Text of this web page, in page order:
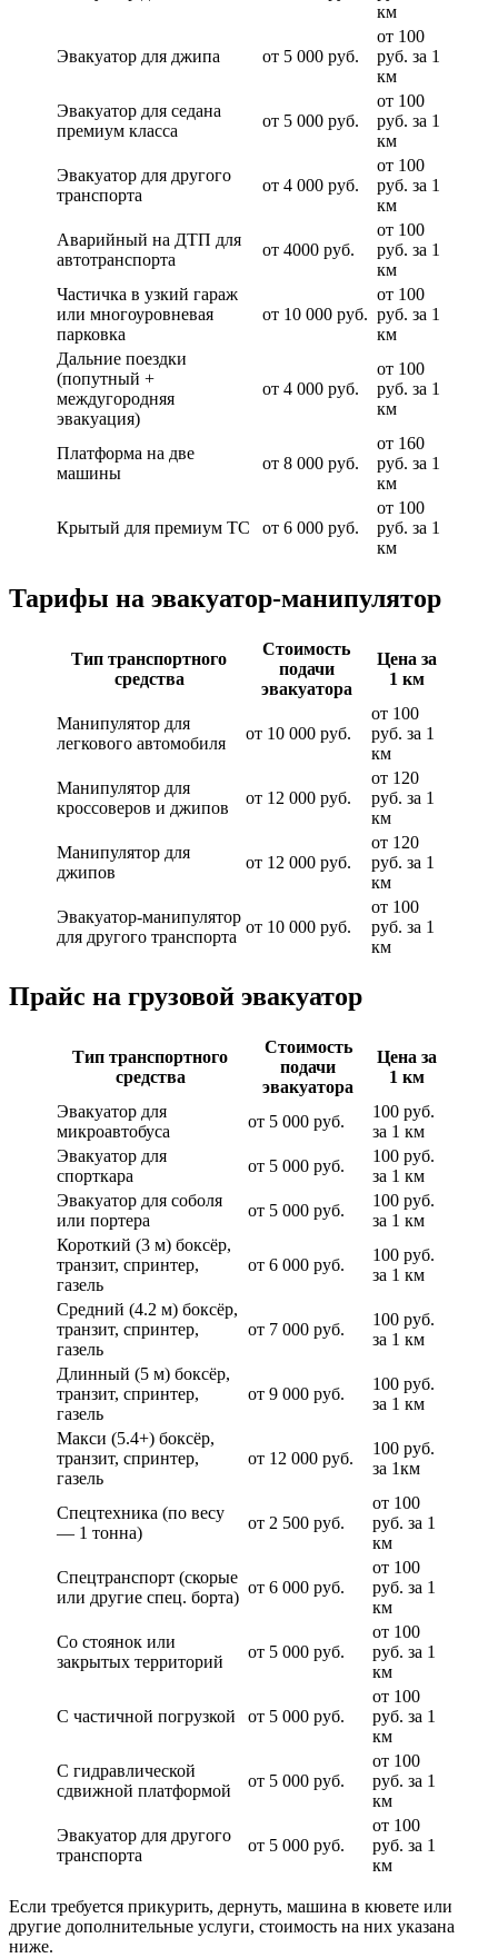
км
Эвакуатор для джипа от 5 000 руб.
от 100
руб. за 1
км
Эвакуатор для седана
премиум класса
от 5 000 руб.
от 100
руб. за 1
км
Эвакуатор для другого
транспорта
от 4 000 руб.
от 100
руб. за 1
км
Аварийный на ДТП для
автотранспорта
от 4000 руб.
от 100
руб. за 1
км
Частичка в узкий гараж
или многоуровневая
парковка
от 10 000 руб.
от 100
руб. за 1
км
Дальние поездки
(попутный +
междугородняя
эвакуация)
от 4 000 руб.
от 100
руб. за 1
км
Платформа на две
машины
от 8 000 руб.
от 160
руб. за 1
км
Крытый для премиум ТС от 6 000 руб.
от 100
руб. за 1
км
Тарифы на эвакуатор-манипулятор
Тип транспортного
средства
Стоимость
подачи
эвакуатора
Цена за
1 км
Манипулятор для
легкового автомобиля
от 10 000 руб.
от 100
руб. за 1
км
Манипулятор для
кроссоверов и джипов
от 12 000 руб.
от 120
руб. за 1
км
Манипулятор для
джипов
от 12 000 руб.
от 120
руб. за 1
км
Эвакуатор-манипулятор
для другого транспорта
от 10 000 руб.
от 100
руб. за 1
км
Прайс на грузовой эвакуатор
Тип транспортного
средства
Стоимость
подачи
эвакуатора
Цена за
1 км
Эвакуатор для
микроавтобуса
от 5 000 руб.
100 руб.
за 1 км
Эвакуатор для
спорткара
от 5 000 руб.
100 руб.
за 1 км
Эвакуатор для соболя
или портера
от 5 000 руб.
100 руб.
за 1 км
Короткий (3 м) боксёр,
транзит, спринтер,
газель
от 6 000 руб.
100 руб.
за 1 км
Средний (4.2 м) боксёр,
транзит, спринтер,
газель
от 7 000 руб.
100 руб.
за 1 км
Длинный (5 м) боксёр,
транзит, спринтер,
газель
от 9 000 руб.
100 руб.
за 1 км
Макси (5.4+) боксёр,
транзит, спринтер,
газель
от 12 000 руб.
100 руб.
за 1км
Спецтехника (по весу
— 1 тонна)
от 2 500 руб.
от 100
руб. за 1
км
Спецтранспорт (скорые
или другие спец. борта)
от 6 000 руб.
от 100
руб. за 1
км
Со стоянок или
закрытых территорий
от 5 000 руб.
от 100
руб. за 1
км
С частичной погрузкой от 5 000 руб.
от 100
руб. за 1
км
С гидравлической
сдвижной платформой
от 5 000 руб.
от 100
руб. за 1
км
Эвакуатор для другого
транспорта
от 5 000 руб.
от 100
руб. за 1
км
Если требуется прикурить, дернуть, машина в кювете или
другие дополнительные услуги, стоимость на них указана
ниже.